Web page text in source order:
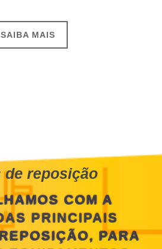
SAIBA MAIS
de reposição
COM A
PRINCIPAIS
PARA